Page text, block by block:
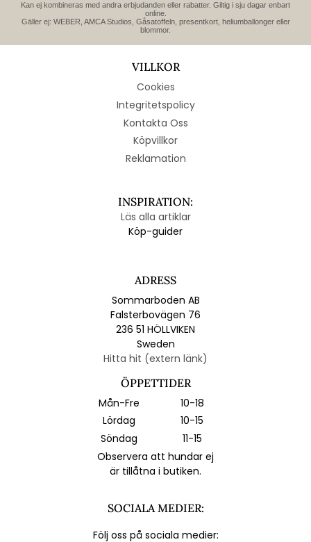
Kan ej kombineras med andra erbjudanden eller rabatter. Giltig i sju dagar enbart
online.
Gäller ej: WEBER, AMCA Studios, Gåsatoffeln, presentkort, heliumballonger eller
blommor.
VILLKOR
Cookies
Integritetspolicy
Kontakta Oss
Köpvillkor
Reklamation
INSPIRATION:
Läs alla artiklar
Köp-guider
ADRESS
Sommarboden AB
Falsterbovägen 76
236 51 HÖLLVIKEN
Sweden
Hitta hit (extern länk)
ÖPPETTIDER
Mån-Fre
10-18
Lördag
10-15
Söndag
11-15
Observera att hundar ej
är tillåtna i butiken.
SOCIALA MEDIER:
Följ oss på sociala medier: